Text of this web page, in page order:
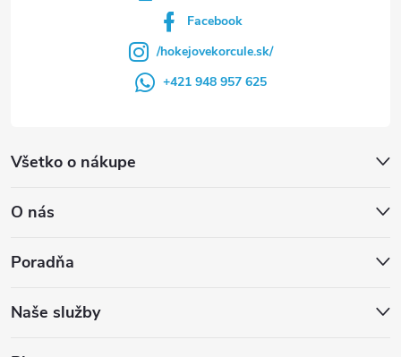
Všetko o nákupe
O nás
Poradňa
Naše služby
Facebook
/hokejovekorcule.sk/
+421 948 957 625